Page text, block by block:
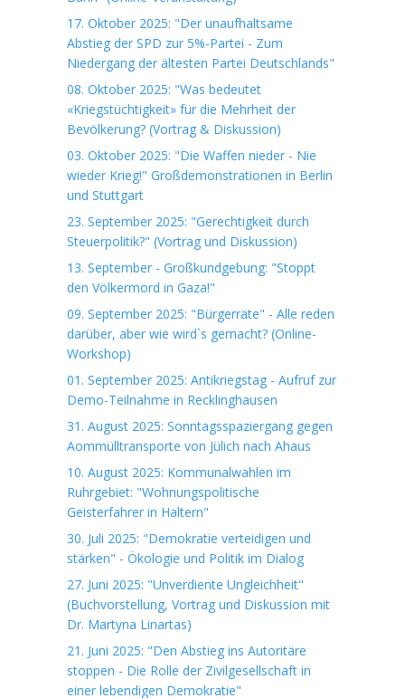
17. Oktober 2025: "Der unaufhaltsame
Abstieg der SPD zur 5%-Partei - Zum
Niedergang der ältesten Partei Deutschlands"
08. Oktober 2025: "Was bedeutet
«Kriegstüchtigkeit» für die Mehrheit der
Bevölkerung? (Vortrag & Diskussion)
03. Oktober 2025: "Die Waffen nieder - Nie
wieder Krieg!" Großdemonstrationen in Berlin
und Stuttgart
23. September 2025: "Gerechtigkeit durch
Steuerpolitik?" (Vortrag und Diskussion)
13. September - Großkundgebung: "Stoppt
den Völkermord in Gaza!"
09. September 2025: "Bürgerräte" - Alle reden
darüber, aber wie wird`s gemacht? (Online-
Workshop)
01. September 2025: Antikriegstag - Aufruf zur
Demo-Teilnahme in Recklinghausen
31. August 2025: Sonntagsspaziergang gegen
Aommülltransporte von Jülich nach Ahaus
10. August 2025: Kommunalwahlen im
Ruhrgebiet: "Wohnungspolitische
Geisterfahrer in Haltern"
30. Juli 2025: "Demokratie verteidigen und
stärken" - Ökologie und Politik im Dialog
27. Juni 2025: "Unverdiente Ungleichheit"
(Buchvorstellung, Vortrag und Diskussion mit
Dr. Martyna Linartas)
21. Juni 2025: "Den Abstieg ins Autoritäre
stoppen - Die Rolle der Zivilgesellschaft in
einer lebendigen Demokratie"